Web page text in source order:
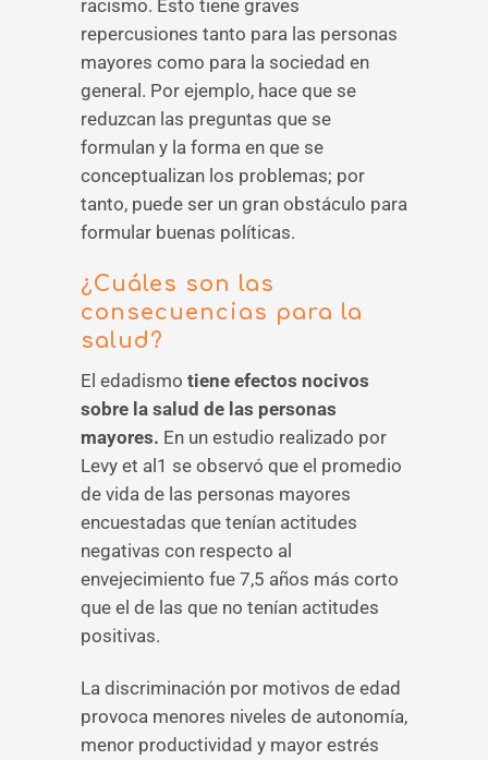
racismo. Esto tiene graves
repercusiones tanto para las personas
mayores como para la sociedad en
general. Por ejemplo, hace que se
reduzcan las preguntas que se
formulan y la forma en que se
conceptualizan los problemas; por
tanto, puede ser un gran obstáculo para
formular buenas políticas.
¿Cuáles son las
consecuencias para la
salud?
El edadismo tiene efectos nocivos
sobre la salud de las personas
mayores. En un estudio realizado por
Levy et al1 se observó que el promedio
de vida de las personas mayores
encuestadas que tenían actitudes
negativas con respecto al
envejecimiento fue 7,5 años más corto
que el de las que no tenían actitudes
positivas.
La discriminación por motivos de edad
provoca menores niveles de autonomía,
menor productividad y mayor estrés